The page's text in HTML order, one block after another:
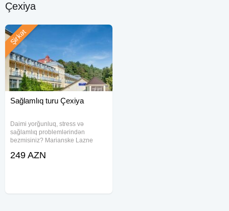
Çexiya
Sağlamlıq turu Çexiya
Daimi yorğunluq, stress və
sağlamlıq problemlərindən
bezmisiniz? Marianske Lazne
artıqdır ki, öz müalicəvi mineral
Şirkət
249 AZN